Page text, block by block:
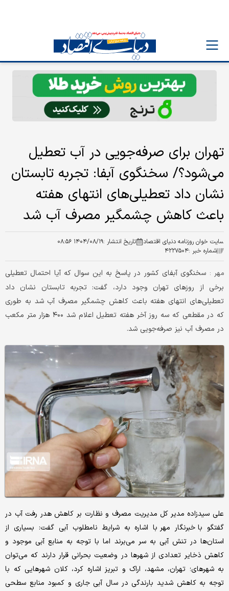
تهران برای صرفه‌جویی در آب تعطیل
می‌شود؟/ سخنگوی آبفا: تجربه تابستان
نشان داد تعطیلی‌های انتهای هفته
باعث کاهش چشمگیر مصرف آب شد
سایت خوان روزنامه دنیای اقتصاد تاریخ انتشار :۱۴۰۴/۰۸/۱۹ ۰۸:۵۶
شماره خبر :۴۲۲۷۵۰۴
مهر : سخنگوی آبفای کشور در پاسخ به این سوال که آیا احتمال تعطیلی
برخی از روزهای تهران وجود دارد، گفت: تجربه تابستان نشان داد
تعطیلی‌های انتهای هفته باعث کاهش چشمگیر مصرف آب شد به طوری
که در مقطعی که سه روز آخر هفته تعطیل اعلام شد ۴۰۰ هزار متر مکعب
در مصرف آب نیز صرفه‌جویی شد.
علی سیدزاده مدیر کل مدیریت مصرف و نظارت بر کاهش هدر رفت آب در
گفتگو با خبرنگار مهر با اشاره به شرایط نامطلوب آبی گفت: بسیاری از
استان‌ها در تنش آبی به سر می‌برند اما با توجه به منابع آبی موجود و
کاهش ذخایر تعدادی از شهرها در وضعیت بحرانی قرار دارند که می‌توان
به شهرهای؛ تهران، مشهد، اراک و تبریز اشاره کرد، کلان شهرهایی که با
توجه به کاهش شدید بارندگی در سال آبی جاری و کمبود منابع سطحی